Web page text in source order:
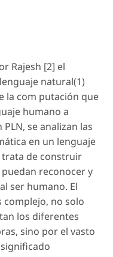
Rajesh [2] el
natural(1)
la com putación que
humano a
se analizan las
en un lenguaje
trata de construir
reconocer y
ser humano. El
complejo, no solo
los diferentes
sino por el vasto